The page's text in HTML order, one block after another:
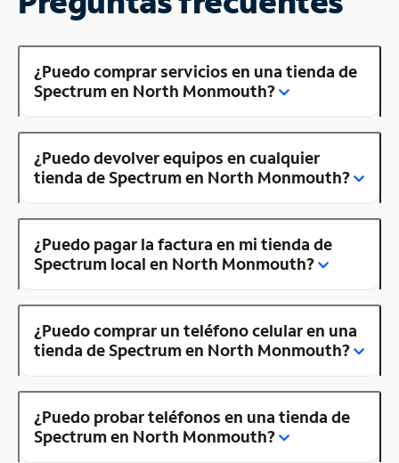
¿Puedo comprar servicios en una tienda de
Spectrum en North Monmouth?
¿Puedo devolver equipos en cualquier
tienda de Spectrum en North Monmouth?
¿Puedo pagar la factura en mi tienda de
Spectrum local en North Monmouth?
¿Puedo comprar un teléfono celular en una
tienda de Spectrum en North Monmouth?
¿Puedo probar teléfonos en una tienda de
Spectrum en North Monmouth?